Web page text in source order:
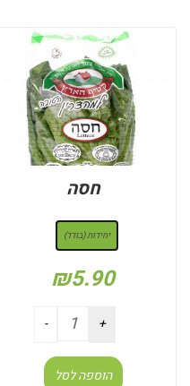
חסה
יחידות (בודד)
₪5.90
הוספה לסל